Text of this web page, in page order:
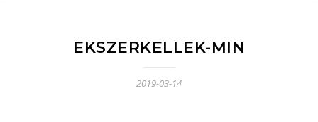
EKSZERKELLEK-MIN
2019-03-14